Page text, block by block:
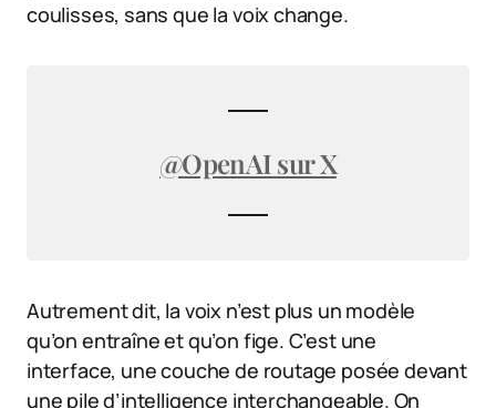
coulisses, sans que la voix change.
@OpenAI sur X
Autrement dit, la voix n’est plus un modèle
qu’on entraîne et qu’on fige. C’est une
interface, une couche de routage posée devant
une pile d’intelligence interchangeable. On